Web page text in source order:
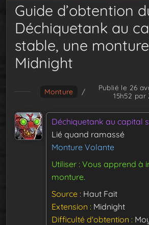
Guide d’obtention
Déchiquetank au
stable, une
Midnight
Monture /
Publié le 26
15h52 par
Déchiquetank au capital
Lié quand ramassé
Monture Volante
Utiliser : Vous apprend à
monture.
Source Haut Fait
Extension
Midnight
Difficulté d'obtention